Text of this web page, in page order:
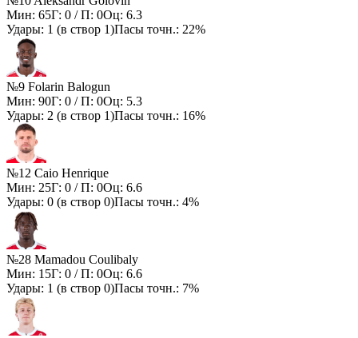
Мин: 65Г: 0 / П: 0Оц: 6.3
Удары: 1 (в створ 1)Пасы точн.: 22%
№9 Folarin Balogun
Мин: 90Г: 0 / П: 0Оц: 5.3
Удары: 2 (в створ 1)Пасы точн.: 16%
№12 Caio Henrique
Мин: 25Г: 0 / П: 0Оц: 6.6
Удары: 0 (в створ 0)Пасы точн.: 4%
№28 Mamadou Coulibaly
Мин: 15Г: 0 / П: 0Оц: 6.6
Удары: 1 (в створ 0)Пасы точн.: 7%